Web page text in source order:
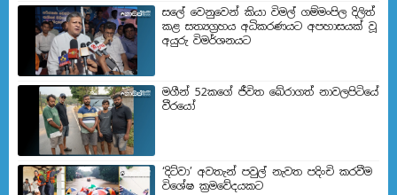
සලේ වෙනුවෙන් කියා විමල් ගම්මංපිල දිලිත්
කළ සත්‍යග්‍රහය අධිකරණයට අපහාසයක් වූ
අයුරු විමර්ශනයට
මගීන් 52කගේ ජීවිත බේරා­ගත් නාව­ල­පි­ටියේ
වීරයෝ
‘දිට්වා’ අවතැන් පවුල් නැවත පදිංචි කරවීම
විශේෂ ක්‍රමවේදයකට